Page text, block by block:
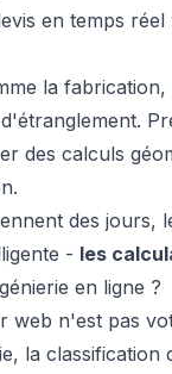
en temps
la
des calculs
des jours,
- les
en ligne ?
web n'est pas
la